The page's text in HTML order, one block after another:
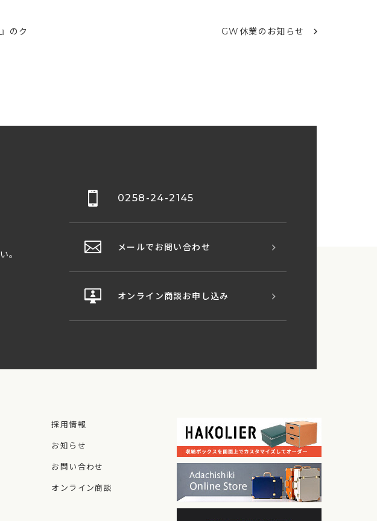
のク
GW休業のお知らせ
。
0258-24-2145
メールでお問い合わせ
オンライン商談お申し込み
採用情報
お知らせ
お問い合わせ
オンライン商談